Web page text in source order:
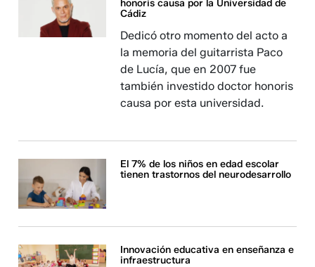
honoris causa por la Universidad de
Cádiz
Dedicó otro momento del acto a
la memoria del guitarrista Paco
de Lucía, que en 2007 fue
también investido doctor honoris
causa por esta universidad.
El 7% de los niños en edad escolar
tienen trastornos del neurodesarrollo
Innovación educativa en enseñanza e
infraestructura